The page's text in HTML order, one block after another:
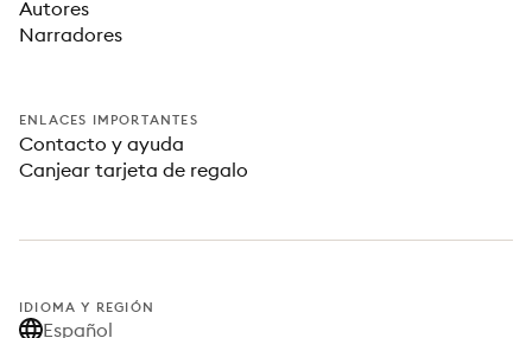
Autores
Narradores
ENLACES IMPORTANTES
Contacto y ayuda
Canjear tarjeta de regalo
IDIOMA Y REGIÓN
Español